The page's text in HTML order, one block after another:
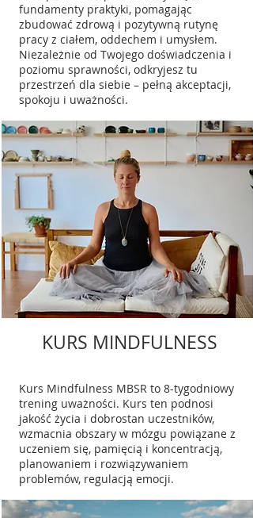
fundamenty praktyki, pomagając
zbudować zdrową i pozytywną rutynę
pracy z ciałem, oddechem i umysłem.
Niezależnie od Twojego doświadczenia i
poziomu sprawności, odkryjesz tu
przestrzeń dla siebie – pełną akceptacji,
spokoju i uważności.
KURS MINDFULNESS
Kurs Mindfulness MBSR to 8-tygodniowy
trening uważności. Kurs ten podnosi
jakość życia i dobrostan uczestników,
wzmacnia obszary w mózgu powiązane z
uczeniem się, pamięcią i koncentracją,
planowaniem i rozwiązywaniem
problemów, regulacją emocji.